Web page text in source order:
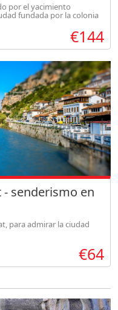
por el yacimiento
fundada por la colonia
€144
senderismo en
para admirar la ciudad
€64